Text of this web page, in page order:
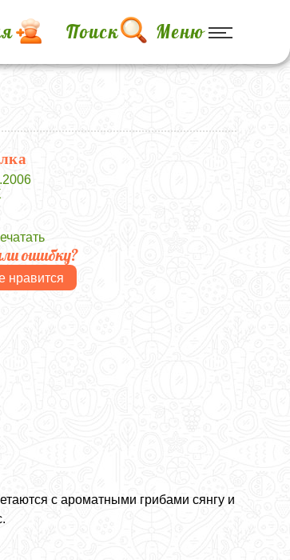
Поиск Меню
ошибку?
нравится
с ароматными грибами сянгу и